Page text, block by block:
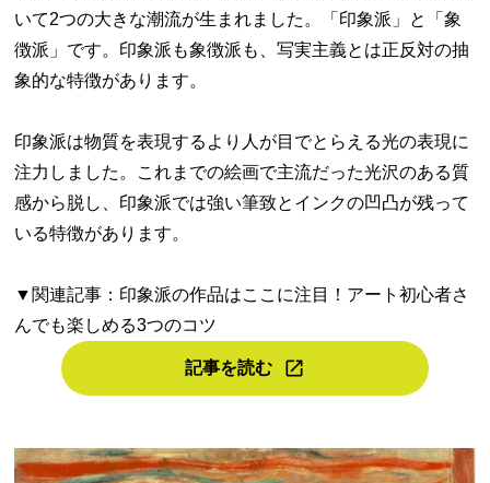
いて2つの大きな潮流が生まれました。「印象派」と「象
徴派」です。印象派も象徴派も、写実主義とは正反対の抽
象的な特徴があります。
印象派は物質を表現するより人が目でとらえる光の表現に
注力しました。これまでの絵画で主流だった光沢のある質
感から脱し、印象派では強い筆致とインクの凹凸が残って
いる特徴があります。
▼関連記事：印象派の作品はここに注目！アート初心者さ
んでも楽しめる3つのコツ
記事を読む